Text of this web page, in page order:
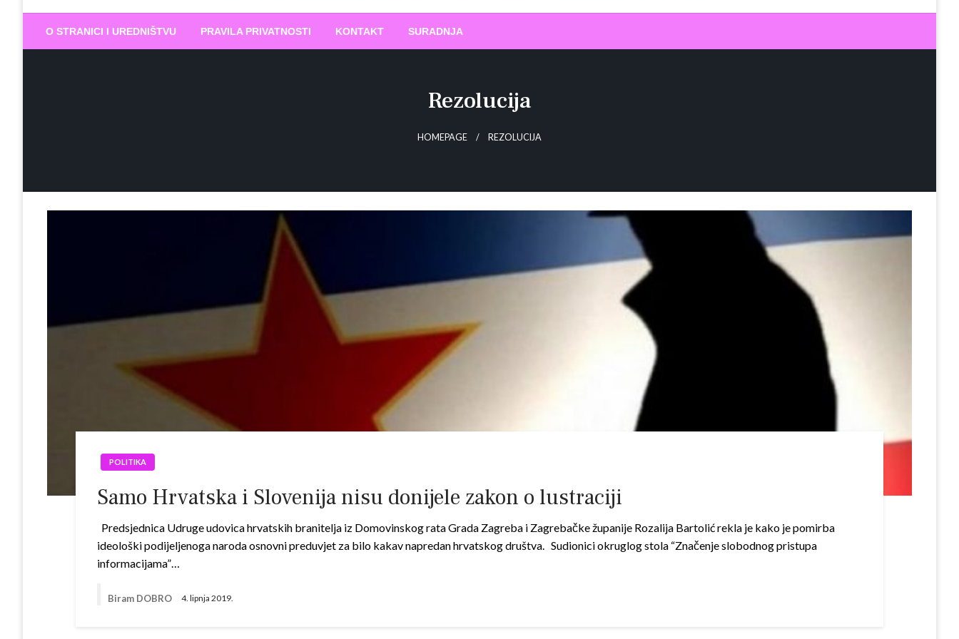
Biram DOBRO
O STRANICI I UREDNIŠTVU PRAVILA PRIVATNOSTI KONTAKT SURADNJA
Rezolucija
HOMEPAGE REZOLUCIJA
POLITIKA
Samo Hrvatska i Slovenija nisu donijele zakon o lustraciji
Predsjednica Udruge udovica hrvatskih branitelja iz Domovinskog rata Grada Zagreba i Zagrebačke županije Rozalija Bartolić rekla je kako je pomirba
ideološki podijeljenoga naroda osnovni preduvjet za bilo kakav napredan hrvatskog društva. Sudionici okruglog stola “Značenje slobodnog pristupa
informacijama”…
Biram DOBRO 4. lipnja 2019.